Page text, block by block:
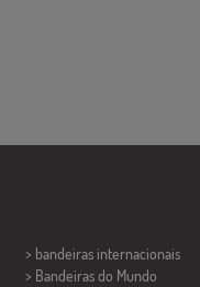
> bandeiras internacionais
> Bandeiras do Mundo